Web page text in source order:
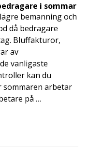
i sommar
bemanning och
då bedragare
Bluffakturor,
av
vanligaste
kan du
sommaren arbetar
på …